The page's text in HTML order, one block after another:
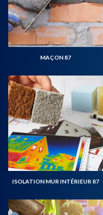
MAÇON 87
ISOLATION MUR INTÉRIEUR 87